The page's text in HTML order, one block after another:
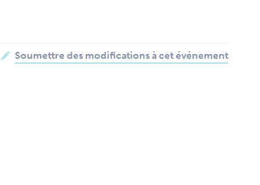
Soumettre des modifications à cet événement